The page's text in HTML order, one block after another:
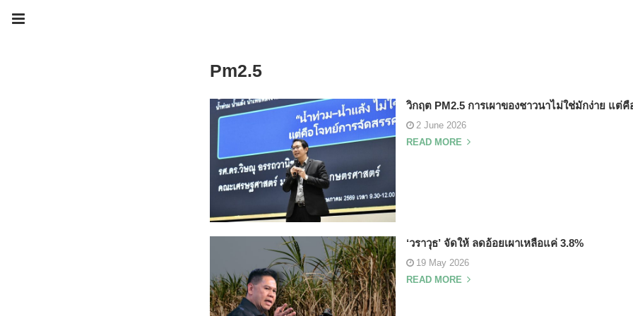
Pm2.5
วิกฤต PM2.5 การเผาของชาวนาไม่ใช่มักง่าย แต่คื
2 June 2026
READ MORE
‘วราวุธ’ จัดให้ ลดอ้อยเผาเหลือแค่ 3.8%
19 May 2026
READ MORE